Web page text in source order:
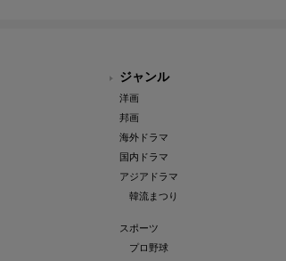
ジャンル
洋画
邦画
海外ドラマ
国内ドラマ
アジアドラマ
韓流まつり
スポーツ
プロ野球